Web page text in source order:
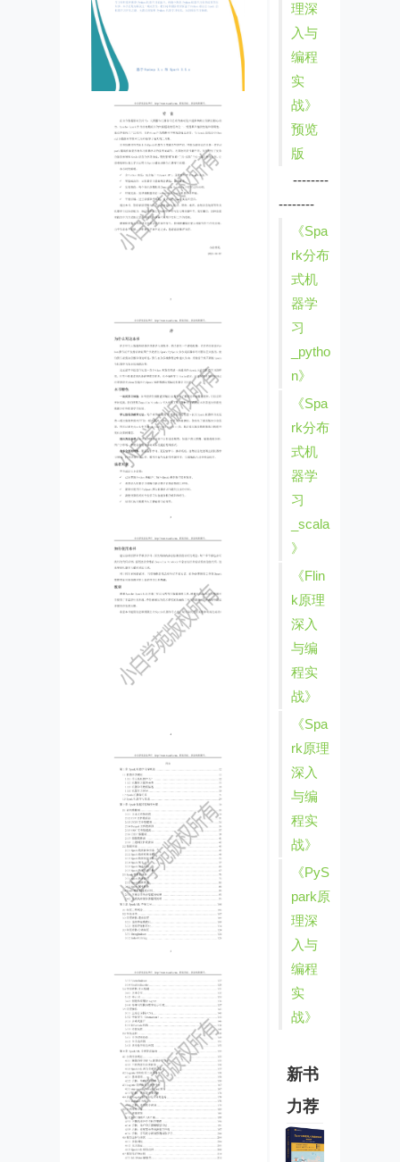
理深
入与
编程
实
战》
预览
版
--------
--------
《Spa
rk分布
式机
器学
习
_pytho
n》
《Spa
rk分布
式机
器学
习
_scala
》
《Flin
k原理
深入
与编
程实
战》
《Spa
rk原理
深入
与编
程实
战》
《PyS
park原
理深
入与
编程
实
战》
新书
力荐